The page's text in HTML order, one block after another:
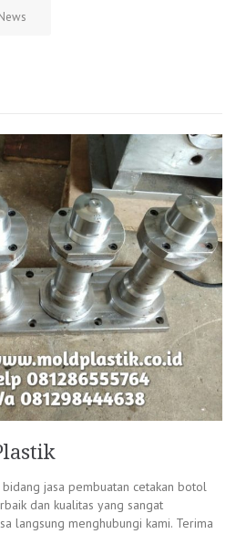
jasa pembuatan cetakan botol
dan kualitas yang sangat
langsung menghubungi kami. Terima